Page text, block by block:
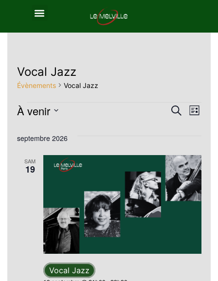
Vocal Jazz
Évènements Vocal Jazz
de
vues
Recherche
Liste
À venir
une
septembre 2026
SAM
19
Vocal Jazz